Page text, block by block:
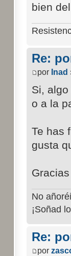
bien
Re:
por Inad
Si,
o a la
Te has
gusta
No
¡Soñad
Re:
por